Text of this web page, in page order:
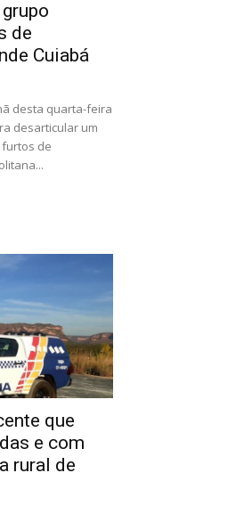
de
Cuiabá
desta quarta-feira
desarticular um
de
que
e com
rural de